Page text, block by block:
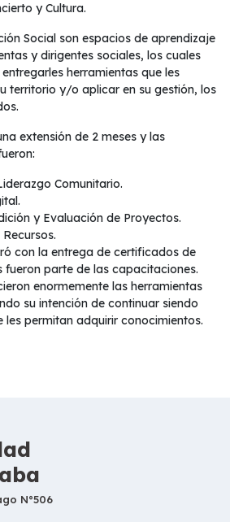
y Cultura.
Social son espacios de aprendizaje
y dirigentes sociales, los cuales
herramientas que les
territorio y/o aplicar en su gestión, los
extensión de 2 meses y las
Comunitario.
y Evaluación de Proyectos.
con la entrega de certificados de
fueron parte de las capacitaciones.
enormemente las herramientas
su intención de continuar siendo
les permitan adquirir conocimientos.
N°506